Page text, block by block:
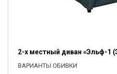
2-х местный диван «Эльф-1
ВАРИАНТЫ ОБИВКИ